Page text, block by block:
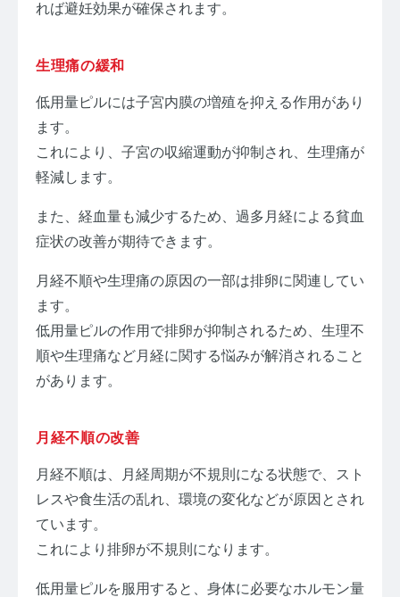
れば避妊効果が確保されます。
生理痛の緩和
低用量ピルには子宮内膜の増殖を抑える作用があり
ます。
これにより、子宮の収縮運動が抑制され、生理痛が
軽減します。
また、経血量も減少するため、過多月経による貧血
症状の改善が期待できます。
月経不順や生理痛の原因の一部は排卵に関連してい
ます。
低用量ピルの作用で排卵が抑制されるため、生理不
順や生理痛など月経に関する悩みが解消されること
があります。
月経不順の改善
月経不順は、月経周期が不規則になる状態で、スト
レスや食生活の乱れ、環境の変化などが原因とされ
ています。
これにより排卵が不規則になります。
低用量ピルを服用すると、身体に必要なホルモン量